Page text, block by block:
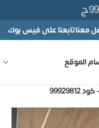
معناتابعنا على فيس بوك
الموقع